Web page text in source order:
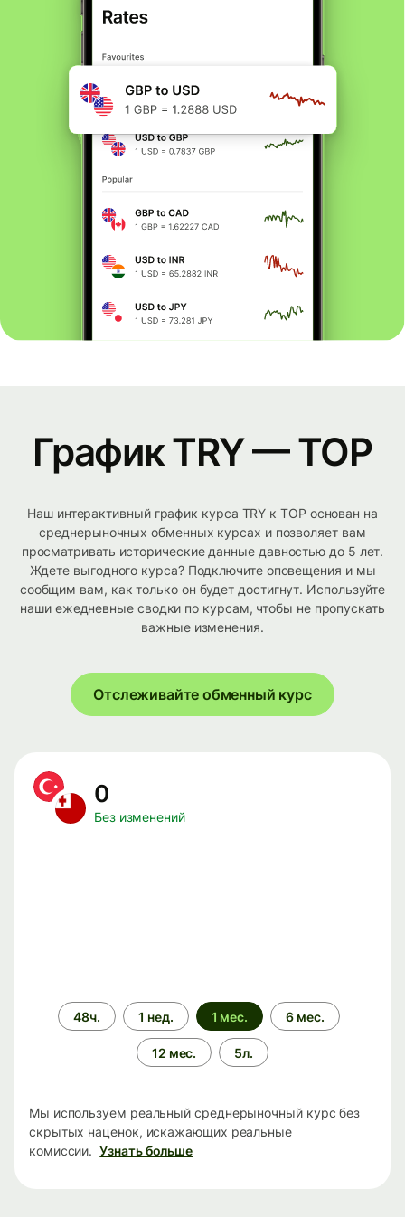
График TRY — TOP
Наш интерактивный график курса TRY к TOP основан на
среднерыночных обменных курсах и позволяет вам
просматривать исторические данные давностью до 5 лет.
Ждете выгодного курса? Подключите оповещения и мы
сообщим вам, как только он будет достигнут. Используйте
наши ежедневные сводки по курсам, чтобы не пропускать
важные изменения.
Отслеживайте обменный курс
0
Без изменений
Период
времени
48ч. 1 нед. 1 мес. 6 мес.
12 мес. 5л.
Мы используем реальный среднерыночный курс без
скрытых наценок, искажающих реальные
комиссии. Узнать больше